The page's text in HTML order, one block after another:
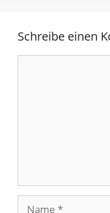
Schreibe einen